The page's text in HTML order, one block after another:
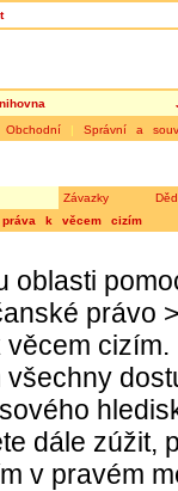
Obchodní | Správní a
Závazky
práva k věcem cizím
oblasti
právo
cizím.
dále zúžit,
v pravém